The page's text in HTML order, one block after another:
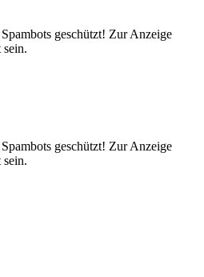
geschützt! Zur Anzeige
sein.
geschützt! Zur Anzeige
sein.